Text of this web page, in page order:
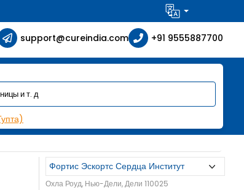
support@cureindia.com +91 9555887700
Охла Роуд, Нью-Дели, Дели 110025